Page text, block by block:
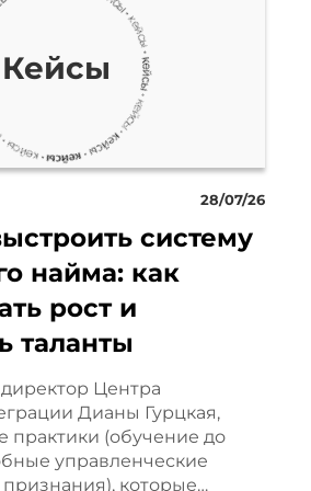
наши
мы берем,
Или,
ставят
говорим про
масштабе, в
Если бы мы
кверх
задачка, ну,
еще и
Кейсы
28/07/26
систему
найма: как
рост и
таланты
Центра
Дианы Гурцкая,
практики (обучение до
управленческие
признания), которые…